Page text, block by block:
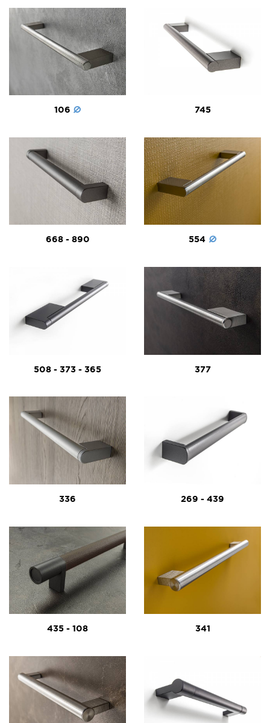
106 745
668 - 890 554
508 - 373 - 365 377
336 269 - 439
435 - 108 341